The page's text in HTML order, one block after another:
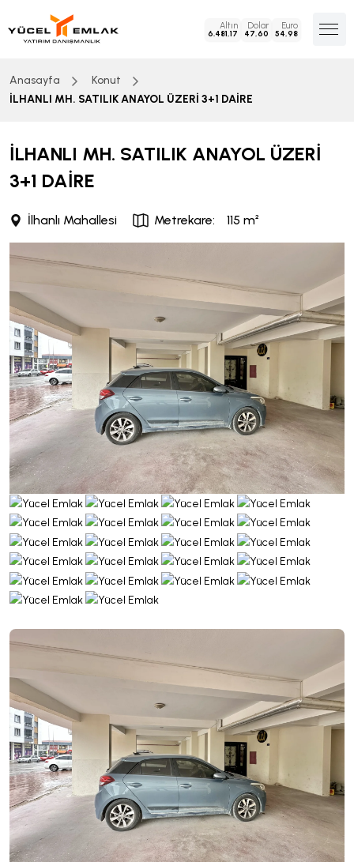
Altın
6.481,17
Dolar
47,60
Euro
54,98
Anasayfa
Konut
İLHANLI MH. SATILIK ANAYOL ÜZERİ 3+1 DAİRE
İLHANLI MH. SATILIK ANAYOL ÜZERİ
3+1 DAİRE
İlhanlı Mahallesi Metrekare: 115 m²